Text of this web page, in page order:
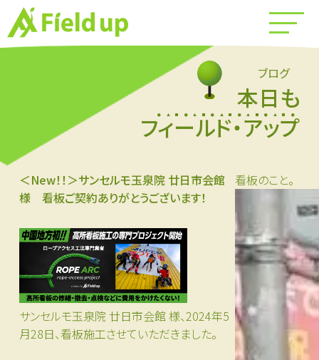
ブログ
本日も
フィールド・アップ
＜New！！＞サンセルモ玉泉院 廿日市会館
様 看板ご契約ありがとうございます！
看板のこと。
サンセルモ玉泉院 廿日市会館 様、2024年5
月28日、看板施工させていただきました。